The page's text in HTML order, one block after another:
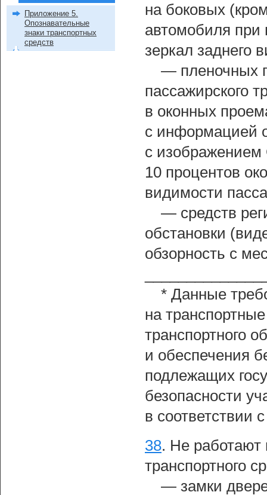
на боковых
автомобиля при
зеркал заднего
— пленочных
пассажирского
в оконных
с информацией
с изображением
10 процентов
видимости
— средств
обстановки
обзорность с
* Данные
на
транспортного
и обеспечения
подлежащих
безопасности
в соответствии
38. Не работают
транспортного
— замки
Приложение 5.
Опознавательные
знаки транспортных
средств